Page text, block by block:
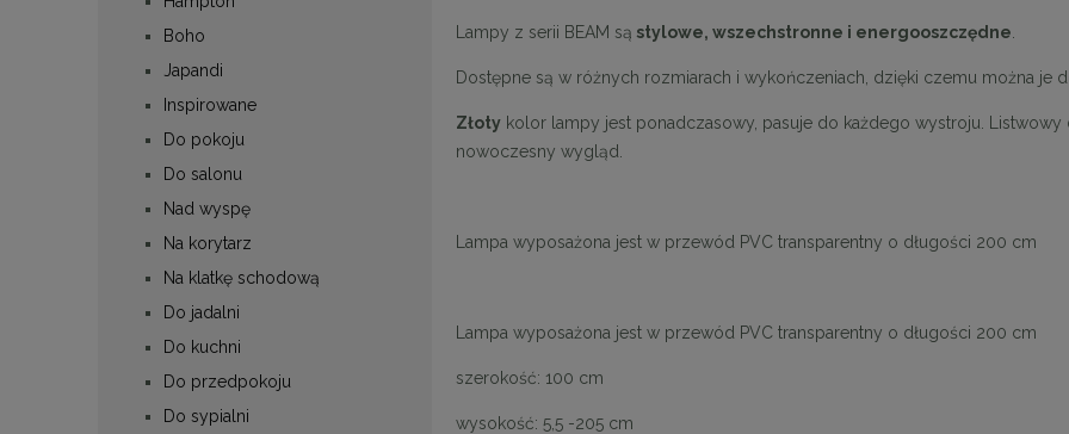
Boho
Japandi
Inspirowane
Do pokoju
Do salonu
Nad wyspę
Na korytarz
Na klatkę schodową
Do jadalni
Do kuchni
Do przedpokoju
Do sypialni
Lampy z serii BEAM są stylowe, wszechstronne i energooszczędne
Dostępne są w różnych rozmiarach i wykończeniach, dzięki czemu można je
Złoty kolor lampy jest ponadczasowy, pasuje do każdego wystroju. Listwowy
nowoczesny wygląd.
Lampa wyposażona jest w przewód PVC transparentny o długości 200 cm
Lampa wyposażona jest w przewód PVC transparentny o długości 200 cm
szerokość: 100 cm
wysokość: 5,5 -205 cm